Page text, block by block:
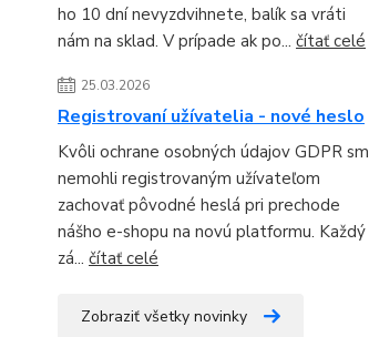
ho 10 dní nevyzdvihnete, balík sa vráti
nám na sklad. V prípade ak po... čítať celé
25.03.2026
Registrovaní užívatelia - nové heslo
Kvôli ochrane osobných údajov GDPR
nemohli registrovaným užívateľom
zachovať pôvodné heslá pri prechode
nášho e-shopu na novú platformu. Každý
zá... čítať celé
Zobraziť všetky novinky